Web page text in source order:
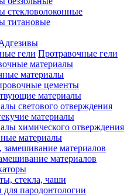
стекловолоконные
титановые
Протравочные гели
материалы
цементы
материалы
светового отверждения
материалы
химического отверждения
материалы
материалов
стекла, чаши